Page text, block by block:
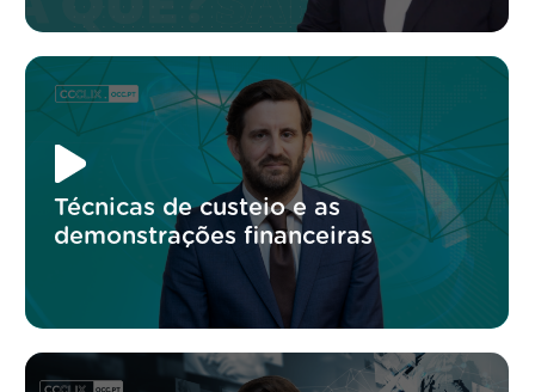
Técnicas de custeio e as
demonstrações financeiras